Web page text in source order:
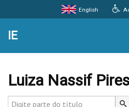
English
IE
Luiza Nassif
Digite parte do título